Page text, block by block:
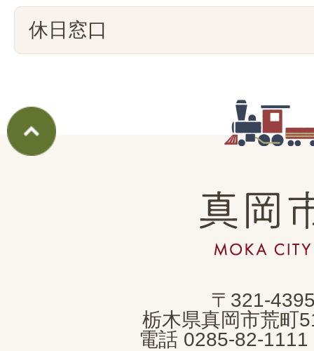
休日窓口
真
岡
市
CITY
〒321-
栃木県真岡市荒町
電話 0285-82-1111